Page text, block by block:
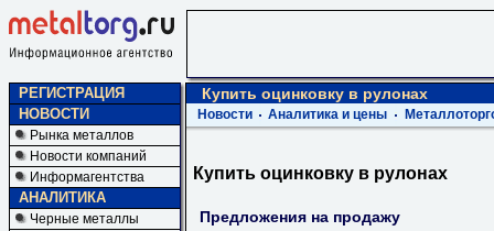
РЕГИСТРАЦИЯ
НОВОСТИ
Рынка металлов
Новости компаний
Информагентства
АНАЛИТИКА
Черные металлы
Купить оцинковку в рулонах
Новости Аналитика и цены
Купить оцинковку в рулонах
Предложения на продажу